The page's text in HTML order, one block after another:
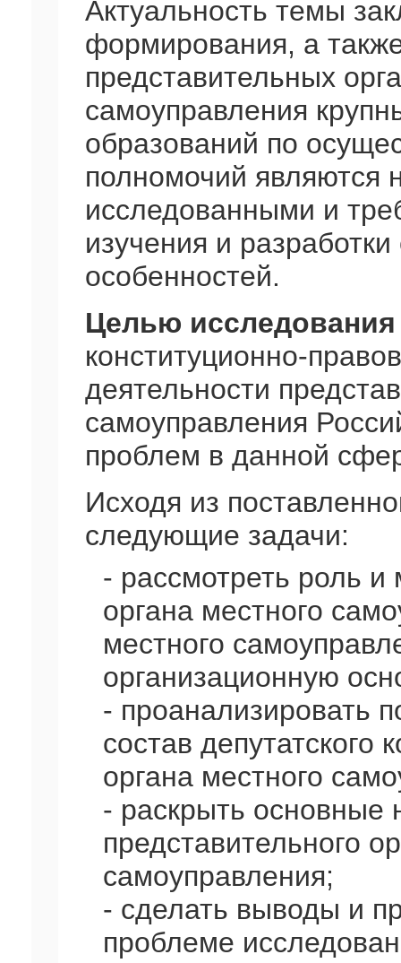
Актуальность темы
формирования, а
представительных
самоуправления
образований по
полномочий являются
исследованными и
изучения и
особенностей.
Целью исследования
конституционно-
деятельности
самоуправления
проблем в данной
Исходя из
следующие задачи:
- рассмотреть роль и
органа местного
местного
организационную
- проанализировать
состав депутатского
органа местного
- раскрыть основные
представительного
самоуправления;
- сделать выводы и
проблеме